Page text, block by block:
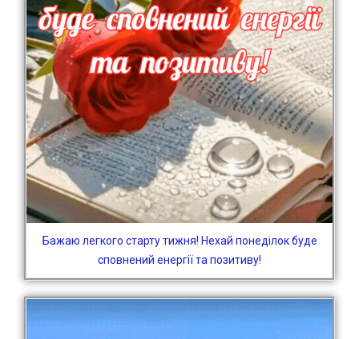
Бажаю легкого старту тижня! Нехай понеділок буде
сповнений енергії та позитиву!